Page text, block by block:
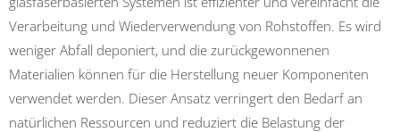
Verarbeitung und Wiederverwendung von Rohstoffen. Es wird
weniger Abfall deponiert, und die zurückgewonnenen
Materialien können für die Herstellung neuer Komponenten
verwendet werden. Dieser Ansatz verringert den Bedarf an
natürlichen Ressourcen und reduziert die Belastung der